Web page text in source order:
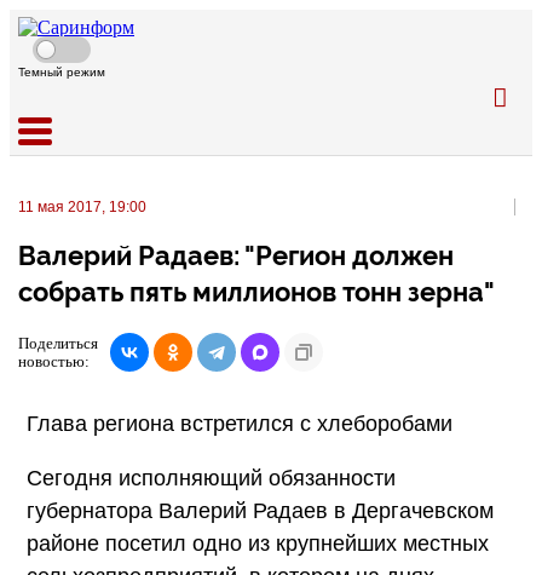
Темный режим
11 мая 2017, 19:00
Валерий Радаев: "Регион должен
собрать пять миллионов тонн зерна"
Поделиться
новостью:
Глава региона встретился с хлеборобами
Сегодня исполняющий обязанности
губернатора Валерий Радаев в Дергачевском
районе посетил одно из крупнейших местных